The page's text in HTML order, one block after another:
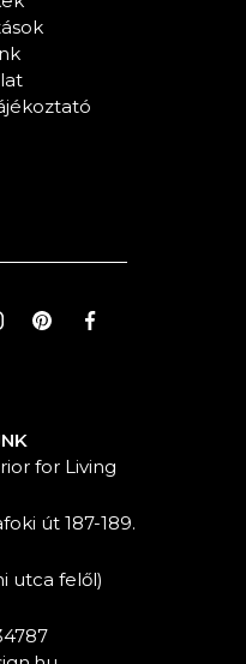
for Living
út 187-189.
utca felől)